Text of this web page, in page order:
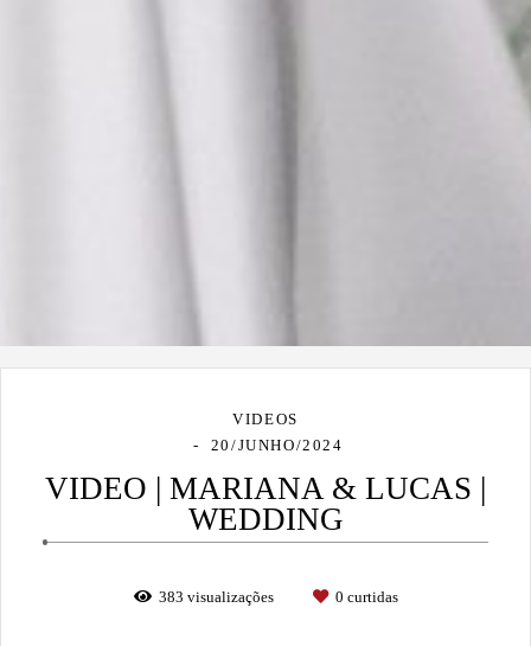
VIDEOS
20/JUNHO/2024
VIDEO | MARIANA & LUCAS |
WEDDING
383 visualizações 0 curtidas